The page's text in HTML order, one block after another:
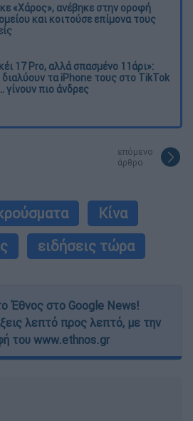
«Χάρος», ανέβηκε στην οροφή
και κοιτούσε επίμονα τους
17 Pro, αλλά σπασμένο 11άρι»:
τα iPhone τους στο TikTok
γίνουν πιο άνδρες
επόμενο
άρθρο
Κίνα
ειδήσεις τώρα
Έθνος στο Google News!
λεπτό προς λεπτό, με την
του www.ethnos.gr